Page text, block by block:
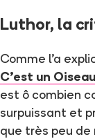
Luthor, la
Comme l'a
C'est un
est ô combien
surpuissant et
que très peu